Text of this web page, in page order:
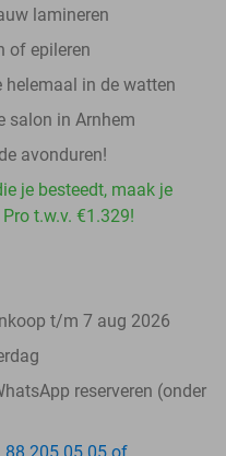
lamineren
of epileren
helemaal in de watten
salon in Arnhem
avonduren!
je besteedt, maak je
t.w.v. €1.329!
t/m 7 aug 2026
reserveren (onder